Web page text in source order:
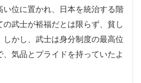
い位に置かれ、日本を統治する階
武士が裕福だとは限らず、貧し
しかし、武士は身分制度の最高位
気品とプライドを持っていたよ